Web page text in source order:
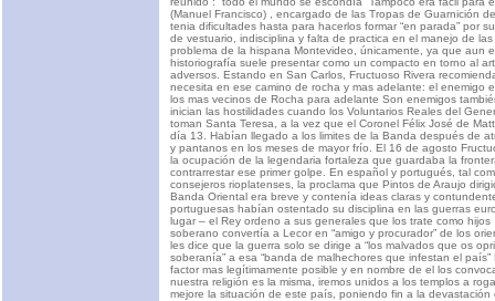
(Manuel Francisco) , encargado de las Tropas de Guarnición
tenia dificultades hasta para hacerlos formar “en parada” por
de vestuario, indisciplina y falta de practica en el manejo de
problema de la hispana Montevideo, únicamente, ya que aun
historiografía suele presentar como un compacto en torno al
adversos. Estando en San Carlos, Fructuoso Rivera
necesita en ese camino de rocha y mas adelante: el enemigo
los mas vecinos de Rocha para adelante Son enemigos
inician las hostilidades cuando los Voluntarios Reales del
toman Santa Teresa, a la vez que el Coronel Félix José de
día 13. Habían llegado a los limites de la Banda después de
y pantanos en los meses de mayor frío. El 16 de agosto
la ocupación de la legendaria fortaleza que guardaba la
contrarrestar ese primer golpe. En español y portugués, tal
consejeros rioplatenses, la proclama que Pintos de Araujo
Banda Oriental era breve y contenía ideas claras y
portuguesas habían ostentado su disciplina en las guerras
lugar – el Rey ordeno a sus generales que los trate como hijos
soberano convertía a Lecor en “amigo y procurador” de los
les dice que la guerra solo se dirige a “los malvados que os
soberanía” a esa “banda de malhechores que infestan el
factor mas legítimamente posible y en nombre de el los
nuestra religión es la misma, iremos unidos a los templos a
mejore la situación de este país, poniendo fin a la